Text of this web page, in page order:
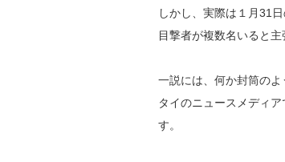
しかし、実際は１月31
目撃者が複数名いると主
一説には、何か封筒のよ
タイのニュースメディ
す。